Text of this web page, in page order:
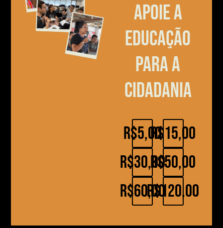
Apoie a
educação
para a
cidadania
R$5,00
R$30,00
R$60,00
R$15,00
R$50,00
R$120,00